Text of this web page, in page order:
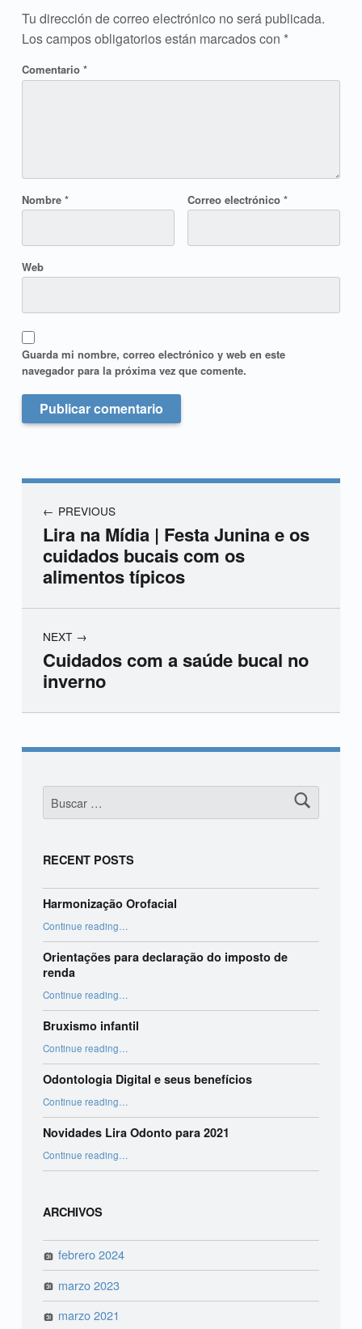
Tu dirección de correo electrónico no será publicada.
Los campos obligatorios están marcados con *
Comentario *
Nombre * Correo electrónico *
Web
Guarda mi nombre, correo electrónico y web en este
navegador para la próxima vez que comente.
PREVIOUS
Lira na Mídia | Festa Junina e os
cuidados bucais com os
alimentos típicos
NEXT
Cuidados com a saúde bucal no
inverno
Skip back to main navigation
Buscar:
RECENT POSTS
Harmonização Orofacial
Continue reading …
Orientações para declaração do imposto de
renda
Continue reading“Orientações para declaração do imposto de renda”
…
Bruxismo infantil
Continue reading …
Odontologia Digital e seus benefícios
Continue reading …
Novidades Lira Odonto para 2021
Continue reading …
ARCHIVOS
febrero 2024
marzo 2023
marzo 2021